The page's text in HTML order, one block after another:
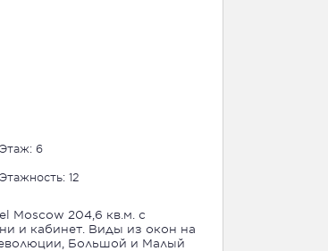
Этаж: 6
Этажность: 12
Moscow 204,6 кв.м. с
и кабинет. Виды из окон на
Большой и Малый